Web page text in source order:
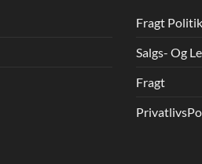
Fragt Politik
Salgs- Og
Fragt